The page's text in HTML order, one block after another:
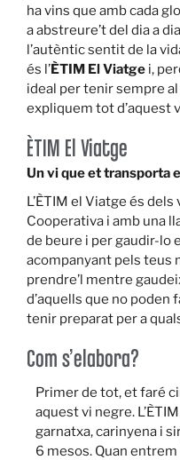
ha vins que amb cada
a abstreure’t del dia a
l’autèntic sentit de la
és l’ÈTIM El Viatge i,
ideal per tenir sempre
expliquem tot d’aquest
ÈTIM El Viatge
Un vi que et transporta
L’ÈTIM el Viatge és
Cooperativa i amb una
de beure i per gaudir-lo
acompanyant pels teus
prendre’l mentre
d’aquells que no poden
tenir preparat per a
Com s’elabora?
Primer de tot, et faré
aquest vi negre.
garnatxa, carinyena i
6 mesos. Quan